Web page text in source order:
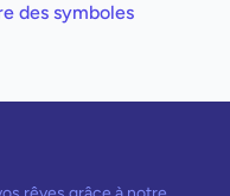
des symboles